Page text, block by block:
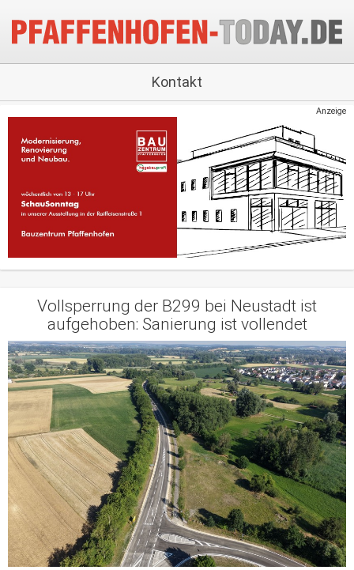
Kontakt
Anzeige
Vollsperrung der B299 bei Neustadt ist
aufgehoben: Sanierung ist vollendet